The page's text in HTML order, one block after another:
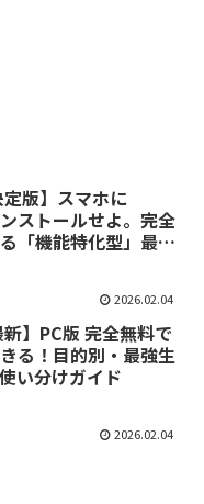
定版】スマホに
ンストールせよ。完全
「機能特化型」最強
2026.02.04
新】PC版 完全無料で
る！目的別・最強生
い分けガイド
2026.02.04